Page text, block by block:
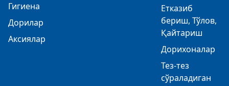
Гигиена
Дорилар
Аксиялар
Етказиб
бериш, Тўлов,
Қайтариш
Дорихоналар
Тез-тез
сўраладиган